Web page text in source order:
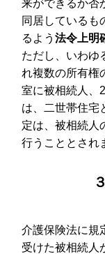
来ができるか否
同居しているも
るよう法令上明
ただし、いわゆ
れ複数の所有権
室に被相続人、
は、二世帯住宅
定は、被相続人
行うこととされ
介護保険法に規
受けた被相続人